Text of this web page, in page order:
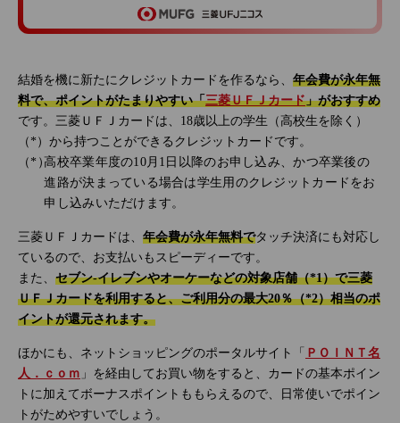
結婚を機に新たにクレジットカードを作るなら、 年会費が永年無
料で、ポイントがたまりやすい「三菱ＵＦＪカード」がおすすめ
です。三菱ＵＦＪカードは、18歳以上の学生（高校生を除く）
（*）から持つことができるクレジットカードです。
高校卒業年度の10月1日以降のお申し込み、かつ卒業後の
進路が決まっている場合は学生用のクレジットカードをお
申し込みいただけます。
三菱ＵＦＪカードは、 年会費が永年無料でタッチ決済にも対応し
ているので、お支払いもスピーディーです。
また、 セブン‐イレブンやオーケーなどの対象店舗（*1）で三菱
ＵＦＪカードを利用すると、ご利用分の最大20％（*2）相当のポ
イントが還元されます。
ほかにも、ネットショッピングのポータルサイト「
ＰＯＩＮＴ名
人．ｃｏｍ 」を経由してお買い物をすると、カードの基本ポイン
トに加えてボーナスポイントももらえるので、日常使いでポイン
トがためやすいでしょう。